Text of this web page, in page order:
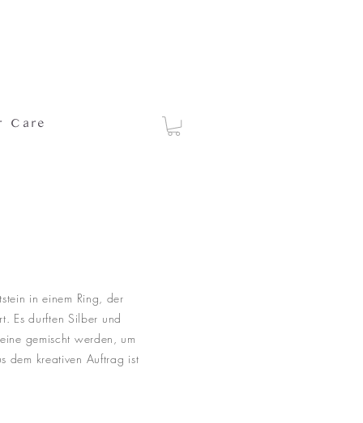
Care
in einem Ring, der
Es durften Silber und
gemischt werden, um
dem kreativen Auftrag ist